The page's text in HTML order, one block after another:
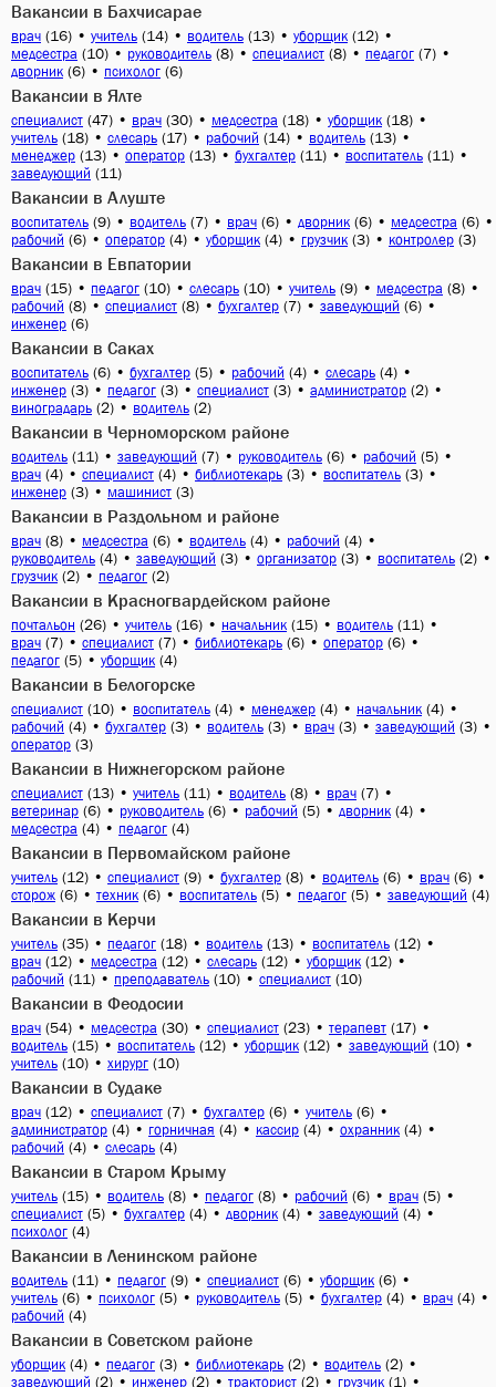
Вакансии в Бахчисарае
врач (16) • учитель (14) • водитель (13) • уборщик (12) •
медсестра (10) • руководитель (8) • специалист (8) • педагог (7) •
дворник (6) • психолог (6)
Вакансии в Ялте
специалист (47) • врач (30) • медсестра (18) • уборщик (18) •
учитель (18) • слесарь (17) • рабочий (14) • водитель (13) •
менеджер (13) • оператор (13) • бухгалтер (11) • воспитатель (11) •
заведующий (11)
Вакансии в Алуште
воспитатель (9) • водитель (7) • врач (6) • дворник (6) • медсестра (6) •
рабочий (6) • оператор (4) • уборщик (4) • грузчик (3) • контролер (3)
Вакансии в Евпатории
врач (15) • педагог (10) • слесарь (10) • учитель (9) • медсестра (8) •
рабочий (8) • специалист (8) • бухгалтер (7) • заведующий (6) •
инженер (6)
Вакансии в Саках
воспитатель (6) • бухгалтер (5) • рабочий (4) • слесарь (4) •
инженер (3) • педагог (3) • специалист (3) • администратор (2) •
виноградарь (2) • водитель (2)
Вакансии в Черноморском районе
водитель (11) • заведующий (7) • руководитель (6) • рабочий (5) •
врач (4) • специалист (4) • библиотекарь (3) • воспитатель (3) •
инженер (3) • машинист (3)
Вакансии в Раздольном и районе
врач (8) • медсестра (6) • водитель (4) • рабочий (4) •
руководитель (4) • заведующий (3) • организатор (3) • воспитатель (2) •
грузчик (2) • педагог (2)
Вакансии в Красногвардейском районе
почтальон (26) • учитель (16) • начальник (15) • водитель (11) •
врач (7) • специалист (7) • библиотекарь (6) • оператор (6) •
педагог (5) • уборщик (4)
Вакансии в Белогорске
специалист (10) • воспитатель (4) • менеджер (4) • начальник (4) •
рабочий (4) • бухгалтер (3) • водитель (3) • врач (3) • заведующий (3) •
оператор (3)
Вакансии в Нижнегорском районе
специалист (13) • учитель (11) • водитель (8) • врач (7) •
ветеринар (6) • руководитель (6) • рабочий (5) • дворник (4) •
медсестра (4) • педагог (4)
Вакансии в Первомайском районе
учитель (12) • специалист (9) • бухгалтер (8) • водитель (6) • врач (6) •
сторож (6) • техник (6) • воспитатель (5) • педагог (5) • заведующий (4)
Вакансии в Керчи
учитель (35) • педагог (18) • водитель (13) • воспитатель (12) •
врач (12) • медсестра (12) • слесарь (12) • уборщик (12) •
рабочий (11) • преподаватель (10) • специалист (10)
Вакансии в Феодосии
врач (54) • медсестра (30) • специалист (23) • терапевт (17) •
водитель (15) • воспитатель (12) • уборщик (12) • заведующий (10) •
учитель (10) • хирург (10)
Вакансии в Судаке
врач (12) • специалист (7) • бухгалтер (6) • учитель (6) •
администратор (4) • горничная (4) • кассир (4) • охранник (4) •
рабочий (4) • слесарь (4)
Вакансии в Старом Крыму
учитель (15) • водитель (8) • педагог (8) • рабочий (6) • врач (5) •
специалист (5) • бухгалтер (4) • дворник (4) • заведующий (4) •
психолог (4)
Вакансии в Ленинском районе
водитель (11) • педагог (9) • специалист (6) • уборщик (6) •
учитель (6) • психолог (5) • руководитель (5) • бухгалтер (4) • врач (4) •
рабочий (4)
Вакансии в Советском районе
уборщик (4) • педагог (3) • библиотекарь (2) • водитель (2) •
заведующий (2) • инженер (2) • тракторист (2) • грузчик (1) •